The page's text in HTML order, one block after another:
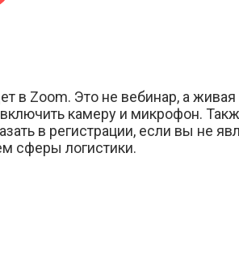
в Zoom. Это не вебинар, а
камеру и микрофон.
в регистрации, если вы не
сферы логистики.